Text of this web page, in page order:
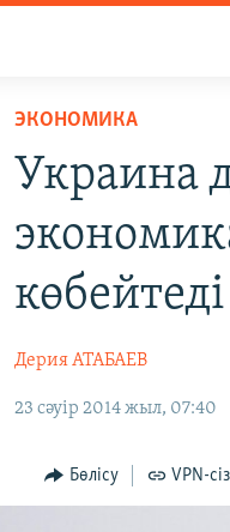
ЭКОНОМИКА
Украина
көбейтеді
Дерия АТАБАЕВ
23 сәуір 2014 жыл, 07:40
Бөлісу VPN-